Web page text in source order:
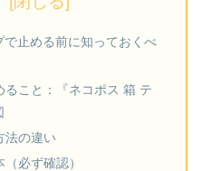
止める前に知っておくべ
ること：『ネコポス 箱 テ
法の違い
必ず確認）